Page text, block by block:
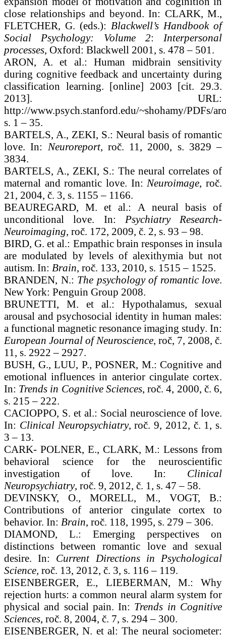
close relationships and beyond. In: CLARK, M.,
FLETCHER, G. (eds.): Blackwell’s Handbook of
Social Psychology: Volume 2: Interpersonal
processes , Oxford: Blackwell 2001, s. 478 – 501.
ARON, A. et al.: Human midbrain sensitivity
during cognitive feedback and uncertainty during
classification learning. [online] 2003 [cit. 29.3.
2013]. URL:
http://www.psych.stanford.edu/~shohamy/PDFs/
s. 1 – 35.
BARTELS, A., ZEKI, S.: Neural basis of romantic
love. In:
Neuroreport, roč. 11, 2000, s. 3829 –
3834.
BARTELS, A., ZEKI, S.: The neural correlates of
maternal and romantic love. In: Neuroimage , roč.
21, 2004, č. 3, s. 1155 – 1166.
BEAUREGARD, M. et al.: A neural basis of
unconditional love. In: Psychiatry Research-
Neuroimaging , roč. 172, 2009, č. 2, s. 93 – 98.
BIRD, G. et al.: Empathic brain responses in insula
are modulated by levels of alexithymia but not
autism. In: Brain , roč. 133, 2010, s. 1515 – 1525.
BRANDEN, N.: The psychology of romantic love
New York: Penguin Group 2008.
BRUNETTI, M. et al.: Hypothalamus, sexual
arousal and psychosocial identity in human males:
a functional magnetic resonance imaging study. In:
European Journal of Neuroscience , roč, 7, 2008, č.
11, s. 2922 – 2927.
BUSH, G., LUU, P., POSNER, M.: Cognitive and
emotional influences in anterior cingulate cortex.
In: Trends in Cognitive Sciences, roč. 4, 2000, č. 6,
s. 215 – 222.
CACIOPPO, S. et al.: Social neuroscience of love.
In: Clinical Neuropsychiatry, roč. 9, 2012, č. 1, s.
3 – 13.
CARK- POLNER, E., CLARK, M.: Lessons from
behavioral science for the neuroscientific
investigation of love. In: Clinical
Neuropsychiatry, roč. 9, 2012, č. 1, s. 47 – 58.
DEVINSKY, O., MORELL, M., VOGT, B.:
Contributions of anterior cingulate cortex to
behavior. In: Brain , roč. 118, 1995, s. 279 – 306.
DIAMOND, L.: Emerging perspectives on
distinctions between romantic love and sexual
desire. In: Current Directions in Psychological
Science, roč. 13, 2012, č. 3, s. 116 – 119.
EISENBERGER, E., LIEBERMAN, M.: Why
rejection hurts: a common neural alarm system for
physical and social pain. In: Trends in Cognitive
Sciences , roč. 8, 2004, č. 7, s. 294 – 300.
EISENBERGER, N. et al: The neural sociometer: